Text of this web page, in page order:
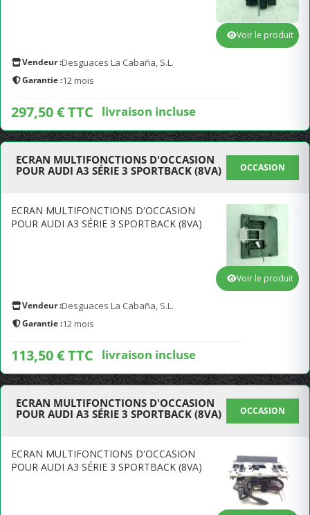
Vendeur :Desguaces La Cabaña, S.L.
Garantie :12 mois
297,50 € TTC livraison incluse
Voir le produit
ECRAN MULTIFONCTIONS D'OCCASION
POUR AUDI A3 SÉRIE 3 SPORTBACK (8VA)
OCCASION
ECRAN MULTIFONCTIONS D'OCCASION
POUR AUDI A3 SÉRIE 3 SPORTBACK (8VA)
Vendeur :Desguaces La Cabaña, S.L.
Garantie :12 mois
113,50 € TTC livraison incluse
Voir le produit
ECRAN MULTIFONCTIONS D'OCCASION
POUR AUDI A3 SÉRIE 3 SPORTBACK (8VA)
OCCASION
ECRAN MULTIFONCTIONS D'OCCASION
POUR AUDI A3 SÉRIE 3 SPORTBACK (8VA)